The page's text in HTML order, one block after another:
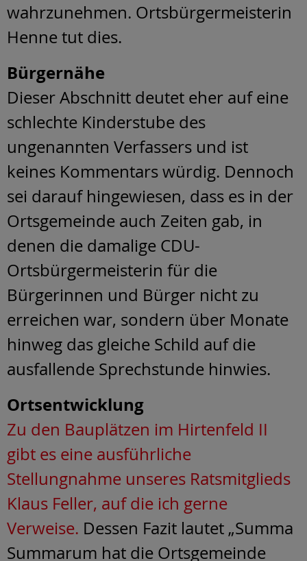
wahrzunehmen. Ortsbürgermeisterin
Henne tut dies.
Bürgernähe
Dieser Abschnitt deutet eher auf eine
schlechte Kinderstube des
ungenannten Verfassers und ist
keines Kommentars würdig. Dennoch
sei darauf hingewiesen, dass es in der
Ortsgemeinde auch Zeiten gab, in
denen die damalige CDU-
Ortsbürgermeisterin für die
Bürgerinnen und Bürger nicht zu
erreichen war, sondern über Monate
hinweg das gleiche Schild auf die
ausfallende Sprechstunde hinwies.
Ortsentwicklung
Zu den Bauplätzen im Hirtenfeld II
gibt es eine ausführliche
Stellungnahme unseres Ratsmitglieds
Klaus Feller, auf die ich gerne
Verweise. Dessen Fazit lautet „Summa
Summarum hat die Ortsgemeinde